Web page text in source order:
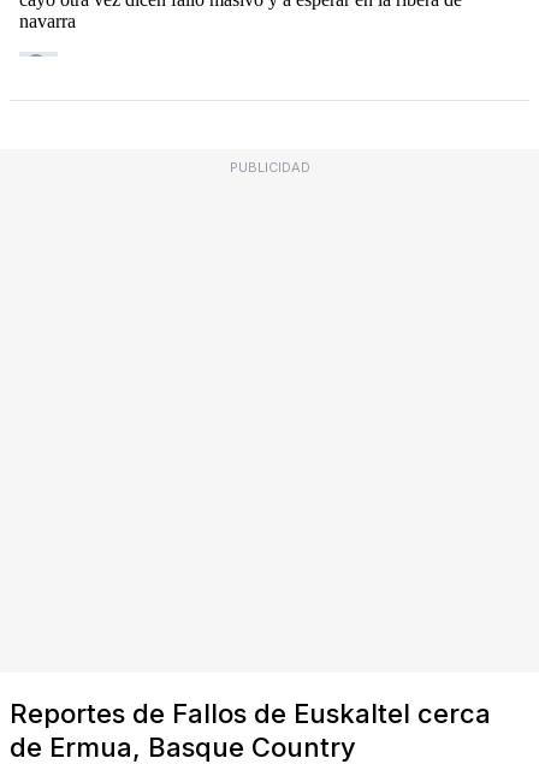
PUBLICIDAD
Reportes de Fallos de Euskaltel cerca
de Ermua, Basque Country